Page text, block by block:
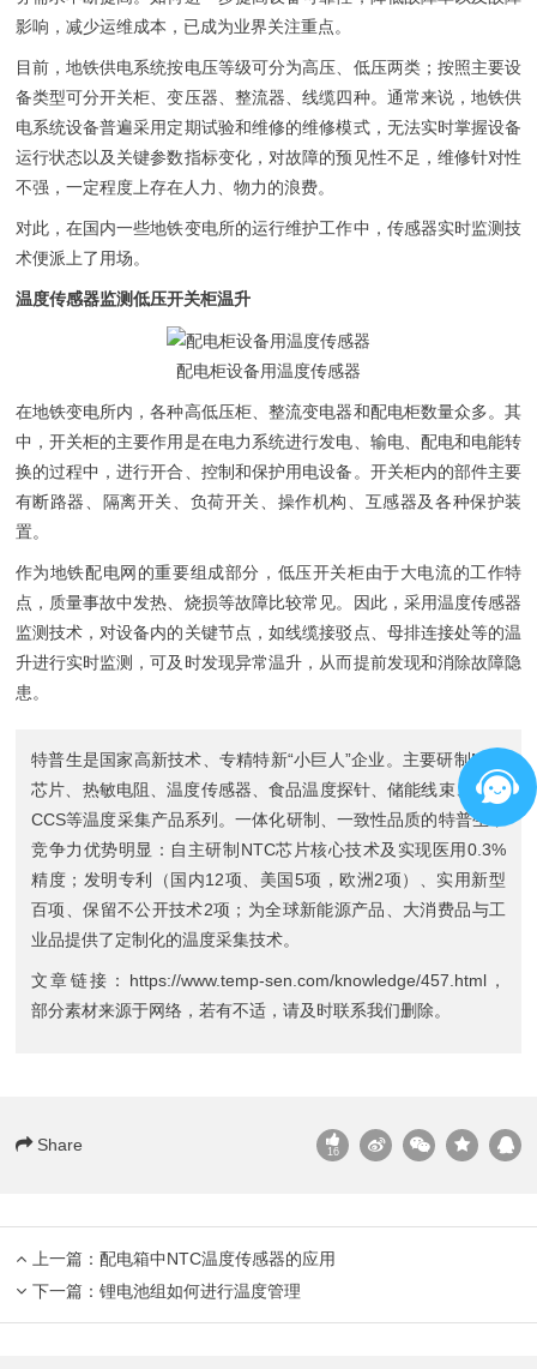
影响，减少运维成本，已成为业界关注重点。
目前，地铁供电系统按电压等级可分为高压、低压两类；按照主要设
备类型可分开关柜、变压器、整流器、线缆四种。通常来说，地铁供
电系统设备普遍采用定期试验和维修的维修模式，无法实时掌握设备
运行状态以及关键参数指标变化，对故障的预见性不足，维修针对性
不强，一定程度上存在人力、物力的浪费。
对此，在国内一些地铁变电所的运行维护工作中，传感器实时监测技
术便派上了用场。
温度传感器监测低压开关柜温升
配电柜设备用温度传感器
在地铁变电所内，各种高低压柜、整流变电器和配电柜数量众多。其
中，开关柜的主要作用是在电力系统进行发电、输电、配电和电能转
换的过程中，进行开合、控制和保护用电设备。开关柜内的部件主要
有断路器、隔离开关、负荷开关、操作机构、互感器及各种保护装
置。
作为地铁配电网的重要组成部分，低压开关柜由于大电流的工作特
点，质量事故中发热、烧损等故障比较常见。因此，采用温度传感器
监测技术，对设备内的关键节点，如线缆接驳点、母排连接处等的温
升进行实时监测，可及时发现异常温升，从而提前发现和消除故障隐
患。
特普生是国家高新技术、专精特新“小巨人”企业。主要研制NTC
芯片、 热敏电阻、温度传感器、食品温度探针、储能线束、
储能
CCS等温度采集产品系列。一体化研制、一致性品质的特普生，
竞争力优势明显：自主研制NTC芯片核心技术及实现医用0.3%
精度；发明专利（国内12项、美国5项，欧洲2项）、实用新型
百项、保留不公开技术2项；为全球新能源产品、大消费品与工
业品提供了定制化的温度采集技术。
文章链接： https://www.temp-sen.com/knowledge/457.html，
部分素材来源于网络，若有不适，请及时联系我们删除。
Share 16
上一篇： 配电箱中NTC温度传感器的应用
下一篇： 锂电池组如何进行温度管理